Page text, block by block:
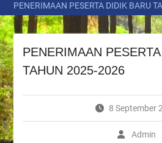
PENERIMAAN PESERTA DIDIK BARU
PENERIMAAN
TAHUN 2025-2026
8 September
Admin